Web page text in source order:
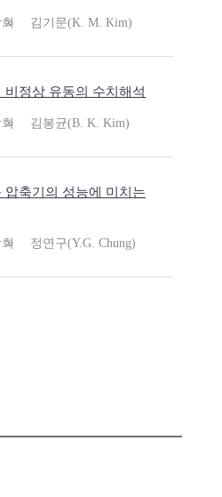
김기문(K. M. Kim)
비정상 유동의 수치해석
김봉균(B. K. Kim)
압축기의 성능에 미치는
정연구(Y.G. Chung)